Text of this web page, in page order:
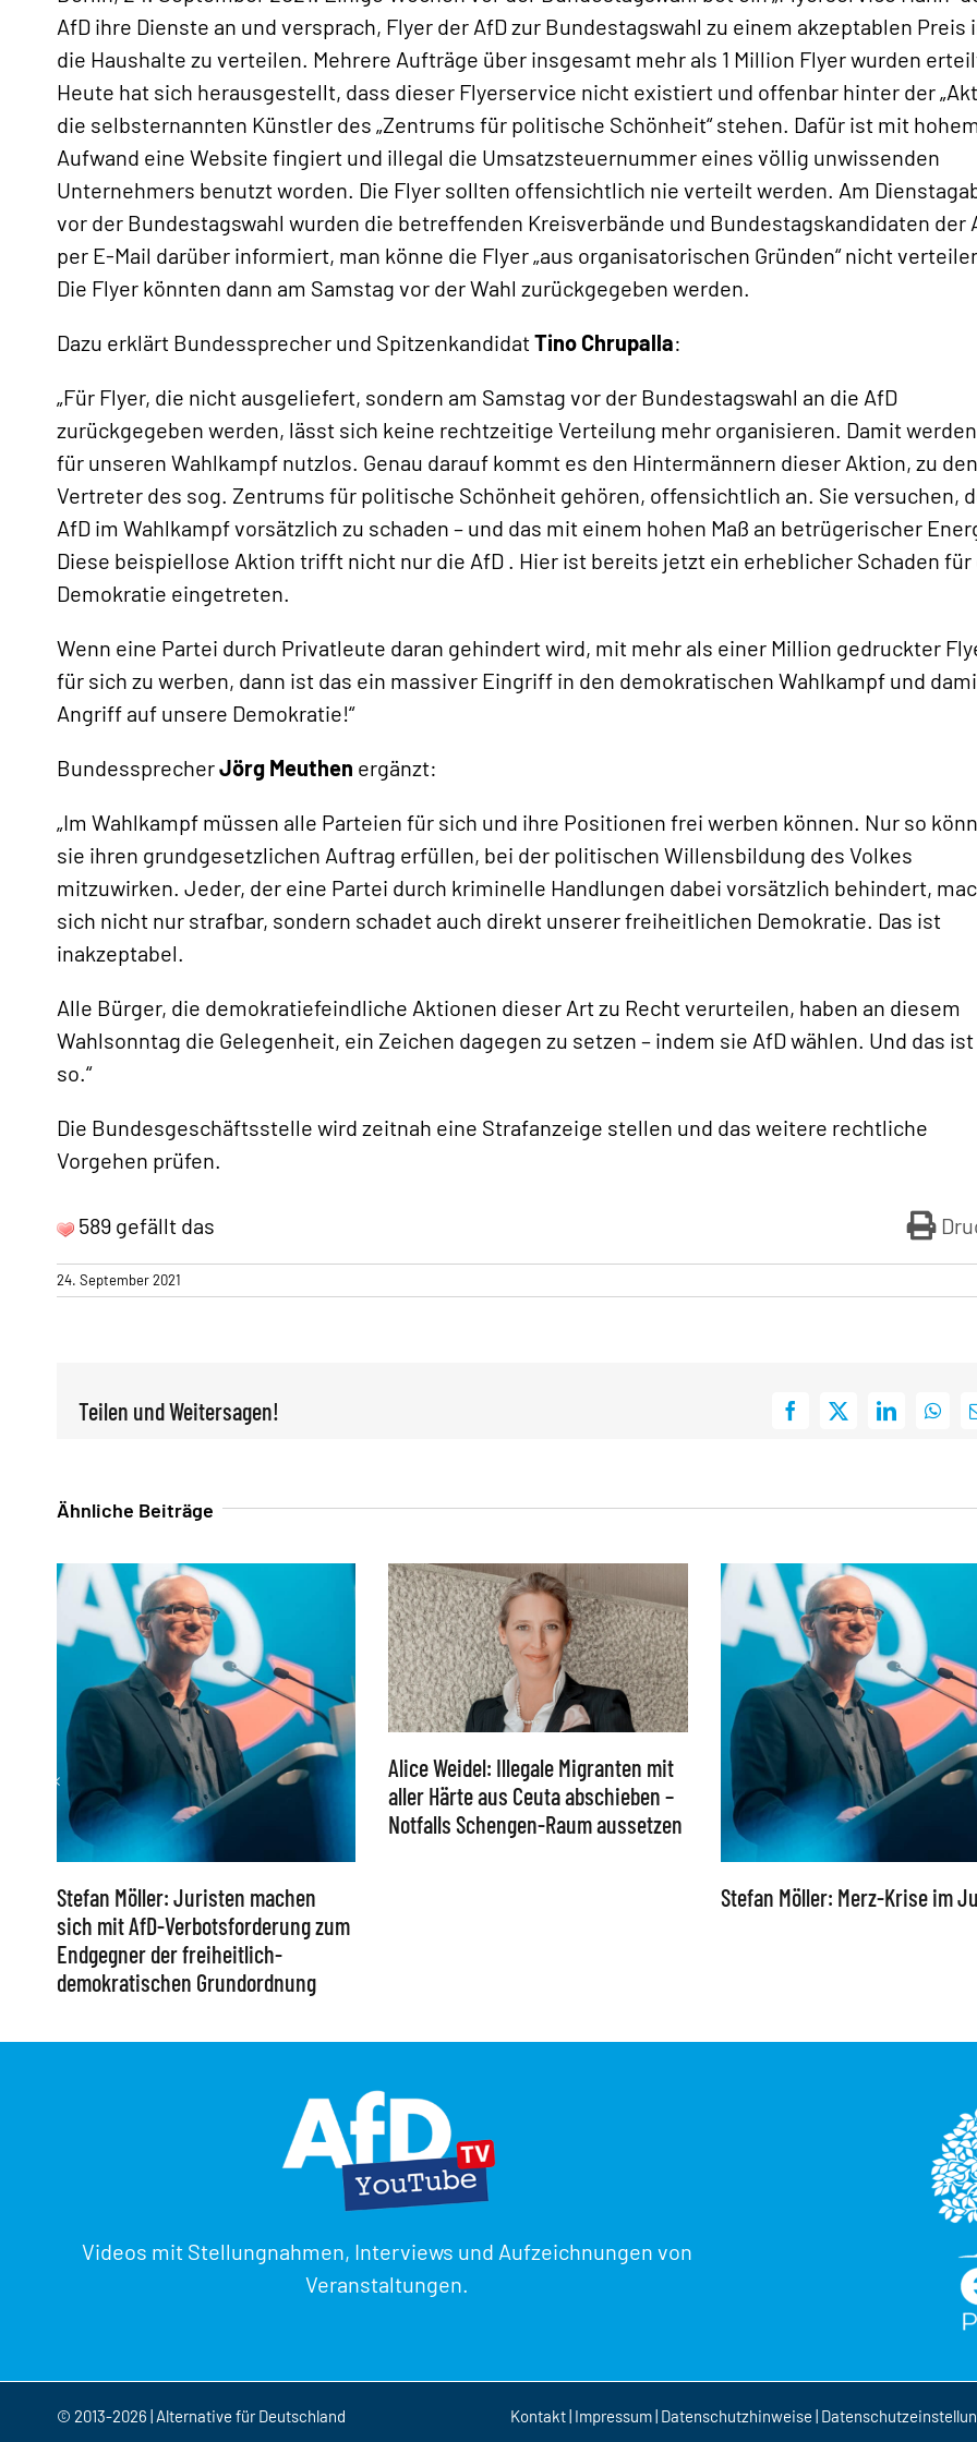
«
AfD ihre Dienste an und versprach, Flyer der AfD zur Bundestagswahl zu einem akzeptablen Preis
die Haushalte zu verteilen. Mehrere Aufträge über insgesamt mehr als 1 Million Flyer wurden
Heute hat sich herausgestellt, dass dieser Flyerservice nicht existiert und offenbar hinter der
die selbsternannten Künstler des „Zentrums für politische Schönheit“ stehen. Dafür ist mit hohem
Aufwand eine Website fingiert und illegal die Umsatzsteuernummer eines völlig unwissenden
Unternehmers benutzt worden. Die Flyer sollten offensichtlich nie verteilt werden. Am
vor der Bundestagswahl wurden die betreffenden Kreisverbände und Bundestagskandidaten der
per E-Mail darüber informiert, man könne die Flyer „aus organisatorischen Gründen“ nicht
Die Flyer könnten dann am Samstag vor der Wahl zurückgegeben werden.
Dazu erklärt Bundessprecher und SpitzenkandidatTino Chrupalla:
„Für Flyer, die nicht ausgeliefert, sondern am Samstag vor der Bundestagswahl an die AfD
zurückgegeben werden, lässt sich keine rechtzeitige Verteilung mehr organisieren. Damit
für unseren Wahlkampf nutzlos. Genau darauf kommt es den Hintermännern dieser Aktion, zu
Vertreter des sog. Zentrums für politische Schönheit gehören, offensichtlich an. Sie versuchen,
AfD im Wahlkampf vorsätzlich zu schaden – und das mit einem hohen Maß an betrügerischer
Diese beispiellose Aktion trifft nicht nur die AfD . Hier ist bereits jetzt ein erheblicher Schaden für
Demokratie eingetreten.
Wenn eine Partei durch Privatleute daran gehindert wird, mit mehr als einer Million gedruckter
für sich zu werben, dann ist das ein massiver Eingriff in den demokratischen Wahlkampf und
Angriff auf unsere Demokratie!“
BundessprecherJörg Meuthen ergänzt:
„Im Wahlkampf müssen alle Parteien für sich und ihre Positionen frei werben können. Nur so
sie ihren grundgesetzlichen Auftrag erfüllen, bei der politischen Willensbildung des Volkes
mitzuwirken. Jeder, der eine Partei durch kriminelle Handlungen dabei vorsätzlich behindert,
sich nicht nur strafbar, sondern schadet auch direkt unserer freiheitlichen Demokratie. Das ist
inakzeptabel.
Alle Bürger, die demokratiefeindliche Aktionen dieser Art zu Recht verurteilen, haben an diesem
Wahlsonntag die Gelegenheit, ein Zeichen dagegen zu setzen – indem sie AfD wählen. Und das
so.“
Die Bundesgeschäftsstelle wird zeitnah eine Strafanzeige stellen und das weitere rechtliche
Vorgehen prüfen.
589 gefällt das
24. September 2021
Teilen und Weitersagen! Facebook
X LinkedIn
Ähnliche Beiträge
Stefan Möller: Juristen machen
sich mit AfD-Verbotsforderung zum
Endgegner der freiheitlich-
demokratischen Grundordnung
Alice Weidel: Illegale Migranten mit
aller Härte aus Ceuta abschieben –
Notfalls Schengen-Raum aussetzen
Stefan Möller: Merz-Krise im
Videos mit Stellungnahmen, Interviews und Aufzeichnungen von
Veranstaltungen.
© 2013-2026 | Alternative für Deutschland Kontakt| Impressum| Datenschutzhinweise |